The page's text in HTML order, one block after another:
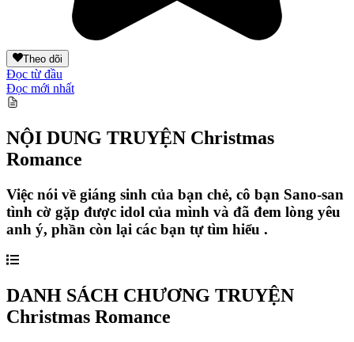
Theo dõi
Đọc từ đầu
Đọc mới nhất
NỘI DUNG TRUYỆN Christmas
Romance
Việc nói về giáng sinh của bạn chẻ, cô bạn Sano-san
tình cờ gặp được idol của mình và đã đem lòng yêu
anh ý, phần còn lại các bạn tự tìm hiểu .
DANH SÁCH CHƯƠNG TRUYỆN
Christmas Romance